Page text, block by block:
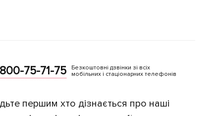
75-71-75
Безкоштовні дзвінки зі всіх
мобільних і стаціонарних телефонів
першим хто дізнається про наші